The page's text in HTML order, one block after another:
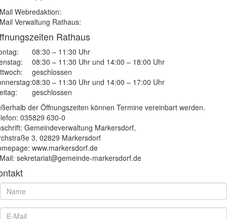
Webredaktion:
Verwaltung Rathaus:
Rathaus
08:30 – 11:30 Uhr
08:30 – 11:30 Uhr und 14:00 – 18:00 Uhr
geschlossen
08:30 – 11:30 Uhr und 14:00 – 17:00 Uhr
geschlossen
der Öffnungszeiten können Termine vereinbart werden.
035829 630-0
Gemeindeverwaltung Markersdorf,
3, 02829 Markersdorf
www.markersdorf.de
sekretariat@gemeinde-markersdorf.de